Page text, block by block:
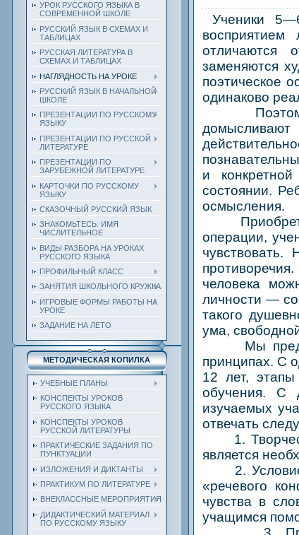
УРОК РУССКОГО ЯЗЫКА В
СОВРЕМЕННОЙ ШКОЛЕ
РУССКИЙ ЯЗЫК В СХЕМАХ И
ТАБЛИЦАХ
РУССКАЯ ЛИТЕРАТУРА В
СХЕМАХ И ТАБЛИЦАХ
НАГЛЯДНОСТЬ НА УРОКЕ
РУССКИЙ ЯЗЫК В НАЧАЛЬНОЙ
ШКОЛЕ
ПРЕЗЕНТАЦИИ ПО РУССКОМУ
ЯЗЫКУ
ПРЕЗЕНТАЦИИ ПО РУССКОЙ
ЛИТЕРАТУРЕ
ПРЕЗЕНТАЦИИ ПО
ЗАРУБЕЖНОЙ ЛИТЕРАТУРЕ
КАРТОЧКИ ПО РУССКОМУ
ЯЗЫКУ
СКАЗОЧНЫЙ РУССКИЙ ЯЗЫК
ЗНАКОМЬТЕСЬ: ИМЯ
ЧИСЛИТЕЛЬНОЕ
ВИДЫ РАЗБОРА НА УРОКАХ
РУССКОГО ЯЗЫКА
ПРОФИЛЬНЫЙ КЛАСС
ЗАНЯТИЯ ШКОЛЬНОГО КРУЖКА
ИГРОВЫЕ ФОРМЫ РАБОТЫ НА
УРОКЕ
ЗАДАНИЕ НА ЛЕТО
МЕТОДИЧЕСКАЯ КОПИЛКА
УЧЕБНЫЕ ПЛАНЫ
КОНСПЕКТЫ УРОКОВ
РУССКОГО ЯЗЫКА
КОНСПЕКТЫ УРОКОВ
РУССКОЙ ЛИТЕРАТУРЫ
ПРАКТИЧЕСКИЕ ЗАДАНИЯ ПО
ПУНКТУАЦИИ
ИЗЛОЖЕНИЯ И ДИКТАНТЫ
ПРАКТИКУМ ПО ЛИТЕРАТУРЕ
ВНЕКЛАССНЫЕ МЕРОПРИЯТИЯ
ДИДАКТИЧЕСКИЙ МАТЕРИАЛ
ПО РУССКОМУ ЯЗЫКУ
Ученики 5—6
отличаются
заменяются
поэтическое
одинаково
Поэтому
и
состоянии.
осмысления.
Приобретая
операции,
человека
личности —
такого
ума,
Мы
принципах. С
12 лет, этапы
обучения. С
изучаемых
отвечать
1.
является
2. Условие
«речевого
чувства в
учащимся